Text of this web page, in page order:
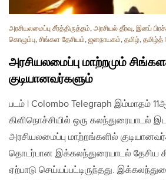
அரசியலமைப்பு சீர்த்திருத்தம், அரசியல் தீர்வு, இனப்
கொழும்பு, சிங்கள தேசியம், ஜனநாயகம், தமிழ், தமிழ்த்
அரசியலமைப்பு மாற்றமும்
குடியானவர்களும்
படம் | Colombo Telegraph இம்மாதம்
கிளிநொச்சியில் ஒரு கலந்துரையாடல்
அரசியலமைப்பு மாற்றங்களில்
தொடர்பான இக்கலந்துரையாடல் தேசிய
ஏற்பாடு செய்யப்பட்டிருந்தது.